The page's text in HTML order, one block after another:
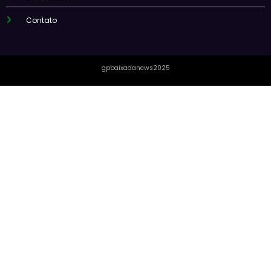
Contato
gpbaixadanews2025